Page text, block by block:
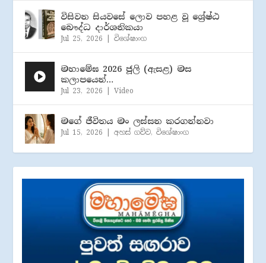
විසිවන සියවසේ ලොව පහළ වූ ශ්‍රේෂ්ඨ
බෞද්ධ දාර්ශනිකයා
Jul 25, 2026 |විශේෂාංග
මහාමේඝ 2026 ජූලි (​ඇසළ) මස
කලාපයෙන්…
Jul 23, 2026 |Video
මගේ ජීවිතය මං ලස්සන කරගන්නවා
Jul 15, 2026 |අහස් ගව්ව,විශේෂාංග